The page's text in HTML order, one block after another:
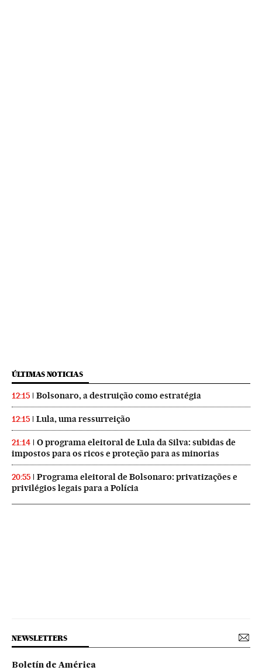
ÚLTIMAS NOTICIAS
12:15 Bolsonaro, a destruição como estratégia
12:15 Lula, uma ressurreição
21:14
O programa eleitoral de Lula da Silva: subidas de
impostos para os ricos e proteção para as minorias
20:55
Programa eleitoral de Bolsonaro: privatizações e
privilégios legais para a Polícia
NEWSLETTERS
Boletín de América